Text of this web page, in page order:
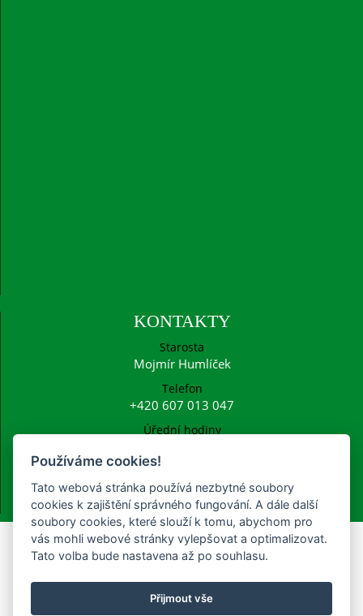
KONTAKTY
Starosta
Mojmír Humlíček
Telefon
+420 607 013 047
Úřední hodiny
ucetni@frysava.cz
starosta@frysava.cz
Poplatky na rok 2022
Používáme cookies!
Tato webová stránka používá nezbytné soubory
cookies k zajištění správného fungování. A dále další
soubory cookies, které slouží k tomu, abychom pro
vás mohli webové stránky vylepšovat a optimalizovat.
Tato volba bude nastavena až po souhlasu.
Přijmout vše